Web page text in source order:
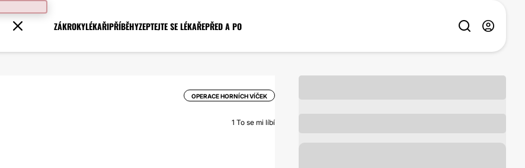
ZÁKROKYLÉKAŘIPŘÍBĚHYZEPTEJTE SE LÉKAŘEPŘED A PO
OPERACE HORNÍCH VÍČEK
1 To se mi líbí